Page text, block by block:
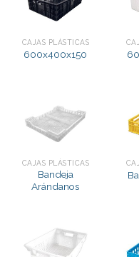
CAJAS PLÁSTICAS
600x400x150
CAJAS PLÁSTICAS
Bandeja
Arándanos